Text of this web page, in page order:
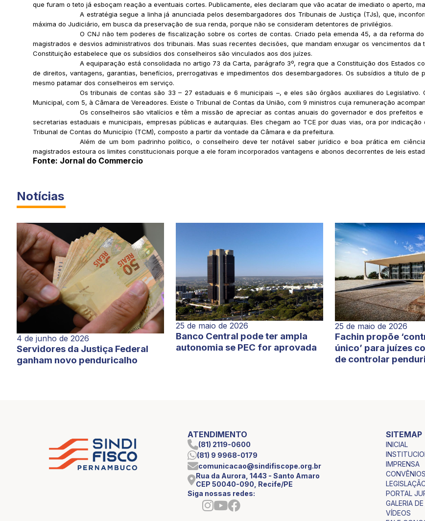
que furam o teto já esboçam reação a eventuais cortes. Publicamente, eles declaram que vão acatar de imediato o aperto,
A estratégia segue a linha já anunciada pelos desembargadores dos Tribunais de Justiça (TJs), que,
máxima do Judiciário, em busca da preservação de sua renda, porque não se consideram detentores de privilégios.
O CNJ não tem poderes de fiscalização sobre os cortes de contas. Criado pela emenda 45, a da reforma
magistrados e desvios administrativos dos tribunais. Mas suas recentes decisões, que mandam enxugar os vencimentos
Constituição estabelece que os subsídios dos conselheiros são vinculados aos dos juízes.
A equiparação está consolidada no artigo 73 da Carta, parágrafo 3º, regra que a Constituição dos Estados
de direitos, vantagens, garantias, benefícios, prerrogativas e impedimentos dos desembargadores. Os subsídios a título
mesmo patamar dos conselheiros em serviço.
Os tribunais de contas são 33 – 27 estaduais e 6 municipais –, e eles são órgãos auxiliares do
Municipal, com 5, à Câmara de Vereadores. Existe o Tribunal de Contas da União, com 9 ministros cuja remuneração
Os conselheiros são vitalícios e têm a missão de apreciar as contas anuais do governador e dos prefeitos
secretarias estaduais e municipais, empresas públicas e autarquias. Eles chegam ao TCE por duas vias, ora por
Tribunal de Contas do Município (TCM), composto a partir da vontade da Câmara e da prefeitura.
Além de um bom padrinho político, o conselheiro deve ter notável saber jurídico e boa prática em
magistrados estoura os limites constitucionais porque a ele foram incorporados vantagens e abonos decorrentes de leis
Fonte: Jornal do Commercio
Notícias
4 de junho de 2026
Servidores da Justiça Federal
ganham novo penduricalho
25 de maio de 2026
Banco Central pode ter ampla
autonomia se PEC for aprovada
25 de maio de 2026
Fachin propõe
único’ para juízes
de controlar
ATENDIMENTO
(81) 2119-0600
(81) 9 9968-0179
comunicacao@sindifiscope.org.br
Rua da Aurora, 1443 - Santo Amaro
CEP 50040-090, Recife/PE
Siga nossas redes:
SITEMAP
INICIAL
IMPRENSA
CONVÊNIOS
PORTAL
GALERIA
VÍDEOS